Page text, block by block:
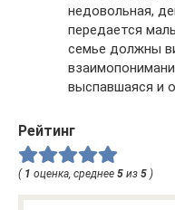
недовольная,
передается
семье должны
выспавшаяся и
Рейтинг
( 1 оценка, среднее 5 из 5 )